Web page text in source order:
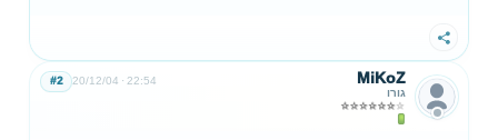
שתף
MiKoZ
גורו
20/12/04 22:54
#2